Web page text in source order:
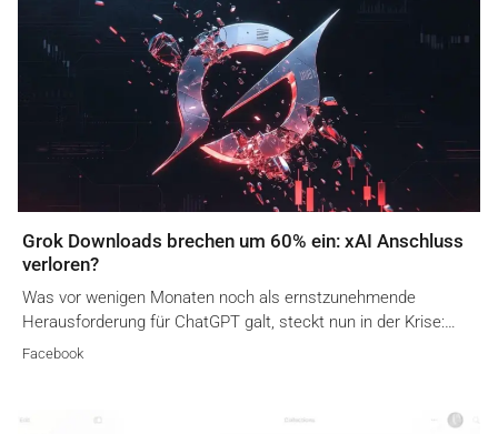
Grok Downloads brechen um 60% ein: xAI Anschluss
verloren?
Was vor wenigen Monaten noch als ernstzunehmende
Herausforderung für ChatGPT galt, steckt nun in der Krise:…
Facebook